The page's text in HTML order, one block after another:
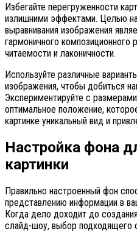
Избегайте перегруженности
излишними эффектами. Целью
выравнивания изображения
гармоничного композиционного
читаемости и лаконичности.
Используйте различные
изображения, чтобы добиться
Экспериментируйте с
оптимальное положение,
картинке уникальный вид и
Настройка фона
картинки
Правильно настроенный фон
представлению информации в
Когда дело доходит до
слайд-шоу, выбор подходящего